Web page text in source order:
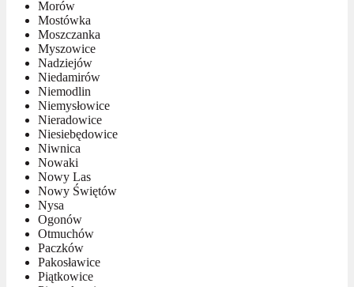
Morów
Mostówka
Moszczanka
Myszowice
Nadziejów
Niedamirów
Niemodlin
Niemysłowice
Nieradowice
Niesiebędowice
Niwnica
Nowaki
Nowy Las
Nowy Świętów
Nysa
Ogonów
Otmuchów
Paczków
Pakosławice
Piątkowice